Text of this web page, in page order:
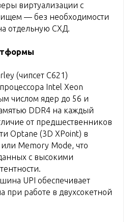
виртуализации с
— без необходимости
отдельную СХД.
(чипсет C621)
Intel Xeon
числом ядер до 56 и
DDR4 на каждый
от предшественников
Optane (3D XPoint) в
Memory Mode, что
с высокими
UPI обеспечивает
при работе в двухсокетной